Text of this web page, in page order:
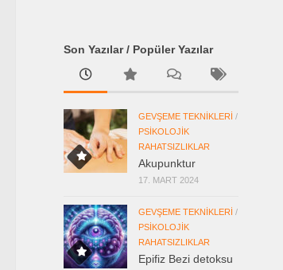
Son Yazılar / Popüler Yazılar
GEVŞEME TEKNIKLERI /
PSIKOLOJIK
RAHATSIZLIKLAR
Akupunktur
17. MART 2024
GEVŞEME TEKNIKLERI /
PSIKOLOJIK
RAHATSIZLIKLAR
Epifiz Bezi detoksu